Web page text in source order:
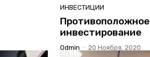
ИНВЕСТИЦИИ
Противоположное
инвестирование
Odmin - 20 Ноября, 2020